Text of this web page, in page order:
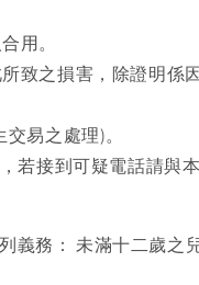
用。
致之損害，除證明係
易之處理)。
接到可疑電話請與
務： 未滿十二歲之